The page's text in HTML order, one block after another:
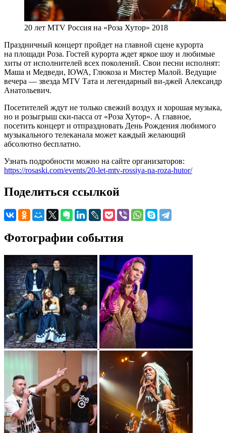
20 лет MTV Россия на «Роза Хутор» 2018
Праздничный концерт пройдет на главной сцене курорта
на площади Роза. Гостей курорта ждет яркое шоу и любимые
хиты от исполнителей всех поколений. Свои песни исполнят:
Маша и Медведи, IOWA, Глюкоза и Мистер Малой. Ведущие
вечера — звезда MTV Тата и легендарный ви-джей Александр
Анатольевич.
Посетителей ждут не только свежий воздух и хорошая музыка,
но и розыгрыш ски-пасса от «Роза Хутор». А главное,
посетить концерт и отпраздновать День Рождения любимого
музыкального телеканала может каждый желающий
абсолютно бесплатно.
Узнать подробности можно на сайте организаторов:
https://rosaski.com/events/20-let-mtv-rossiya-na-roza-hutor/
Поделиться ссылкой
Фотографии события